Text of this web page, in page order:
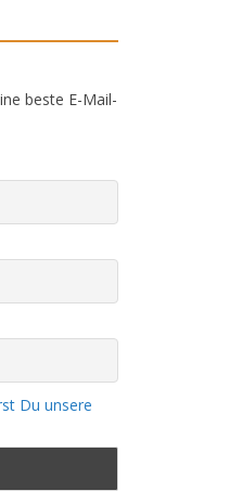
beste E-Mail-
Du unsere